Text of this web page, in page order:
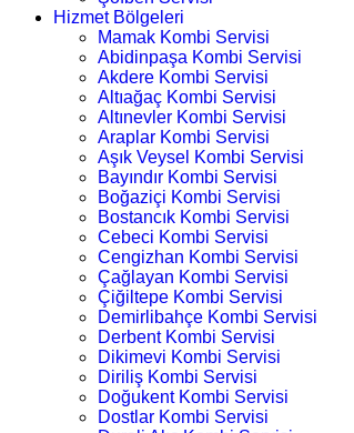
Hizmet Bölgeleri
Mamak Kombi Servisi
Abidinpaşa Kombi Servisi
Akdere Kombi Servisi
Altıağaç Kombi Servisi
Altınevler Kombi Servisi
Araplar Kombi Servisi
Aşık Veysel Kombi Servisi
Bayındır Kombi Servisi
Boğaziçi Kombi Servisi
Bostancık Kombi Servisi
Cebeci Kombi Servisi
Cengizhan Kombi Servisi
Çağlayan Kombi Servisi
Çiğiltepe Kombi Servisi
Demirlibahçe Kombi Servisi
Derbent Kombi Servisi
Dikimevi Kombi Servisi
Diriliş Kombi Servisi
Doğukent Kombi Servisi
Dostlar Kombi Servisi